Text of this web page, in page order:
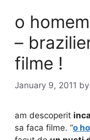
o
–
filme !
January 9, 2011 by
am descoperit
sa faca filme. “o